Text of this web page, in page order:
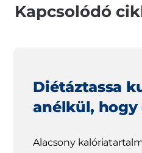
Kapcsolódó
Diétáztassa
anélkül,
Alacsony